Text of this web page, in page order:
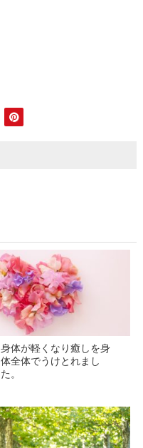
身体が軽くなり癒しを身
体全体でうけとれまし
た。